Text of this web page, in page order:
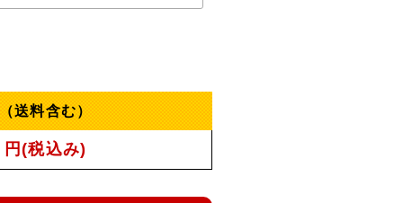
送料含む）
円(税込み)